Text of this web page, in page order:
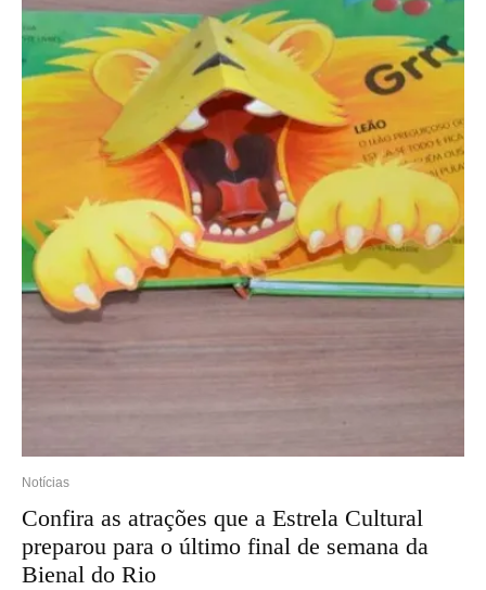
Notícias
Confira as atrações que a Estrela Cultural
preparou para o último final de semana da
Bienal do Rio